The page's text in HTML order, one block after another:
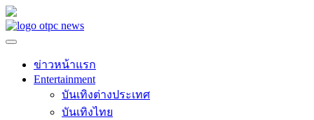
Skip
to
ข่าวหน้าแรก
Entertainment
บันเทิงต่างประเทศ
บันเทิงไทย